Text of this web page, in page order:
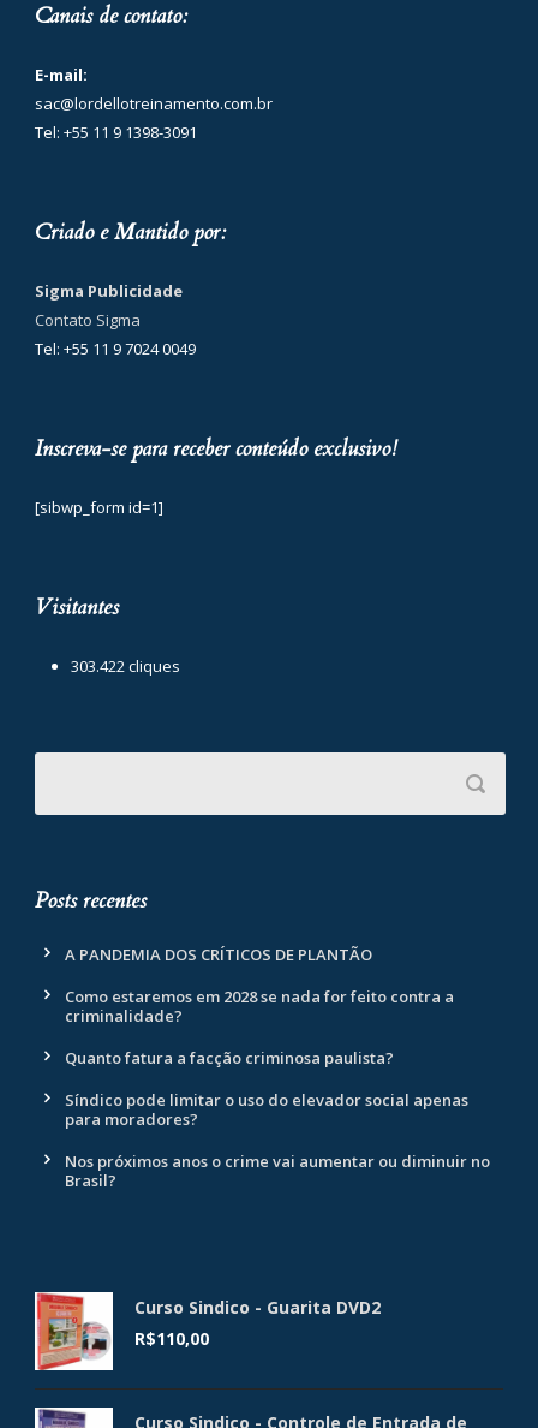
Canais de contato:
E-mail:
sac@lordellotreinamento.com.br
Tel: +55 11 9 1398-3091
Criado e Mantido por:
Sigma Publicidade
Contato Sigma
Tel: +55 11 9 7024 0049
Inscreva-se para receber conteúdo exclusivo!
[sibwp_form id=1]
Visitantes
303.422 cliques
Posts recentes
A PANDEMIA DOS CRÍTICOS DE PLANTÃO
Como estaremos em 2028 se nada for feito contra a
criminalidade?
Quanto fatura a facção criminosa paulista?
Síndico pode limitar o uso do elevador social apenas
para moradores?
Nos próximos anos o crime vai aumentar ou diminuir no
Brasil?
Curso Sindico - Guarita DVD2
R$110,00
Curso Sindico - Controle de Entrada de